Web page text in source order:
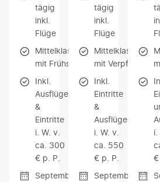
tägig
inkl.
Flüge
Mittelklassehotels
mit Frühstück
Inkl.
Ausflüge
&
Eintritte
i. W. v.
ca. 300
€ p. P.
September
tägig
inkl.
Flüge
mit Verpflegung
Inkl.
Eintritte
&
Ausflüge
i. W. v.
ca. 550
€ p. P.
September
i.
€